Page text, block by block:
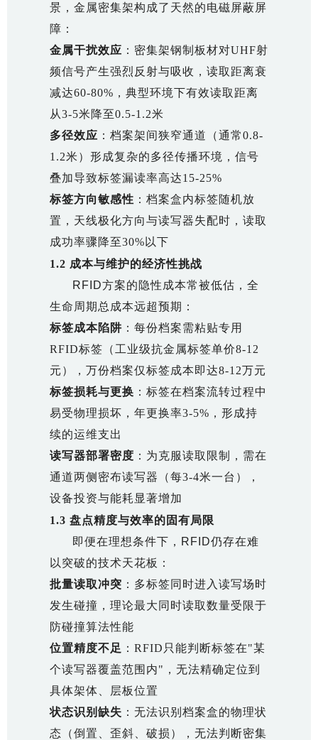
景，金属密集架构成了天然的电磁屏蔽屏
障：
金属干扰效应 ：密集架钢制板材对UHF射
频信号产生强烈反射与吸收，读取距离衰
减达60-80%，典型环境下有效读取距离
从3-5米降至0.5-1.2米
多径效应 ：档案架间狭窄通道（通常0.8-
1.2米）形成复杂的多径传播环境，信号
叠加导致标签漏读率高达15-25%
标签方向敏感性 ：档案盒内标签随机放
置，天线极化方向与读写器失配时，读取
成功率骤降至30%以下
1.2 成本与维护的经济性挑战
RFID方案的隐性成本常被低估，全
生命周期总成本远超预期：
标签成本陷阱 ：每份档案需粘贴专用
RFID标签（工业级抗金属标签单价8-12
元），万份档案仅标签成本即达8-12万元
标签损耗与更换 ：标签在档案流转过程中
易受物理损坏，年更换率3-5%，形成持
续的运维支出
读写器部署密度 ：为克服读取限制，需在
通道两侧密布读写器（每3-4米一台），
设备投资与能耗显著增加
1.3 盘点精度与效率的固有局限
即便在理想条件下，RFID仍存在难
以突破的技术天花板：
批量读取冲突 ：多标签同时进入读写场时
发生碰撞，理论最大同时读取数量受限于
防碰撞算法性能
位置精度不足 ：RFID只能判断标签在"某
个读写器覆盖范围内"，无法精确定位到
具体架体、层板位置
状态识别缺失 ：无法识别档案盒的物理状
态（倒置、歪斜、破损），无法判断密集